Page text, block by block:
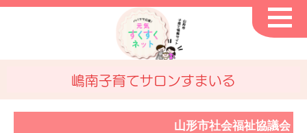
嶋南子育てサロンすまいる
山形市社会福祉協議会